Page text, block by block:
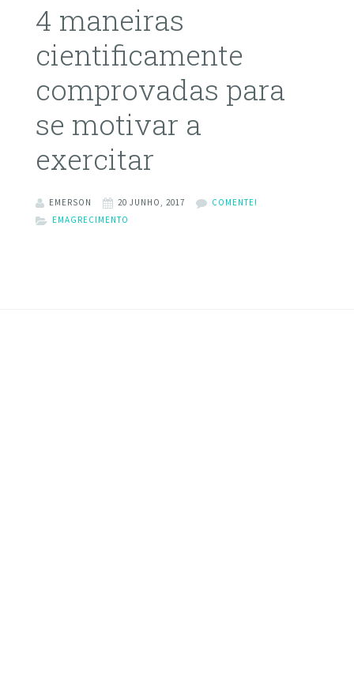
4 maneiras
cientificamente
comprovadas para
se motivar a
exercitar
EMERSON 20 JUNHO, 2017
COMENTE!
EMAGRECIMENTO